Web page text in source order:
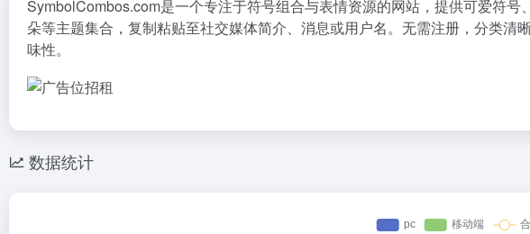
SymbolCombos.com是一个专注于符号组合与表情资源的网站，提供可爱符
朵等主题集合，复制粘贴至社交媒体简介、消息或用户名。无需注册，分类清
味性。
数据统计